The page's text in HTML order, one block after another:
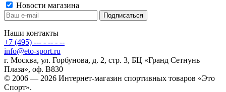
Новости магазина
Наши контакты
+7 (495) --- - -- - --
info@eto-sport.ru
г. Москва, ул. Горбунова, д. 2, стр. 3, БЦ «Гранд Сетнунь
Плаза», оф. В830
© 2006 — 2026 Интернет-магазин спортивных товаров «Это
Спорт».